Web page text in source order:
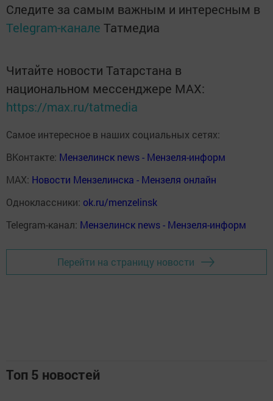
Следите за самым важным и интересным в
Telegram-канале Татмедиа
Читайте новости Татарстана в
национальном мессенджере MАХ:
https://max.ru/tatmedia
Самое интересное в наших социальных сетях:
ВКонтакте: Мензелинск news - Мензеля-информ
MAX: Новости Мензелинска - Мензеля онлайн
Одноклассники: ok.ru/menzelinsk
Telegram-канал: Мензелинск news - Мензеля-информ
Перейти на страницу новости
Топ 5 новостей